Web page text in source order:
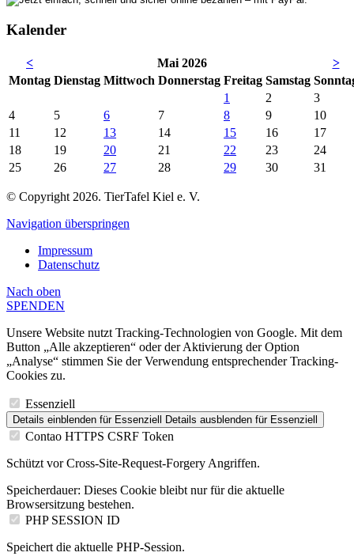
Kalender
< Mai 2026
>
Montag Dienstag Mittwoch Donnerstag Freitag Samstag So
1
2
3
4
5 6 7 8 9
10
11
12 13 14 15 16
17
18
19 20 21 22 23
24
25
26 27 28 29 30 31
© Copyright 2026. TierTafel Kiel e. V.
Navigation überspringen
Impressum
Datenschutz
Nach oben
SPENDEN
Unsere Website nutzt Tracking-Technologien von Google. Mit dem
Button „Alle akzeptieren“ oder der Aktivierung der Option
„Analyse“ stimmen Sie der Verwendung entsprechender Tracking-
Cookies zu.
Essenziell
Details einblenden für Essenziell Details ausblenden für Essenziell
Contao HTTPS CSRF Token
Schützt vor Cross-Site-Request-Forgery Angriffen.
Speicherdauer: Dieses Cookie bleibt nur für die aktuelle
Browsersitzung bestehen.
PHP SESSION ID
Speichert die aktuelle PHP-Session.